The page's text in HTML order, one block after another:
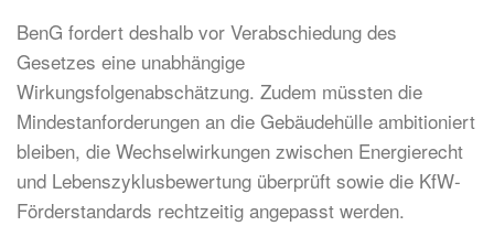
BenG fordert deshalb vor Verabschiedung des
Gesetzes eine unabhängige
Wirkungsfolgenabschätzung. Zudem müssten die
Mindestanforderungen an die Gebäudehülle ambitioniert
bleiben, die Wechselwirkungen zwischen Energierecht
und Lebenszyklusbewertung überprüft sowie die KfW-
Förderstandards rechtzeitig angepasst werden.